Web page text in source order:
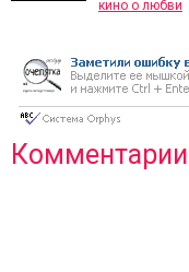
кино о любви
Комментарии